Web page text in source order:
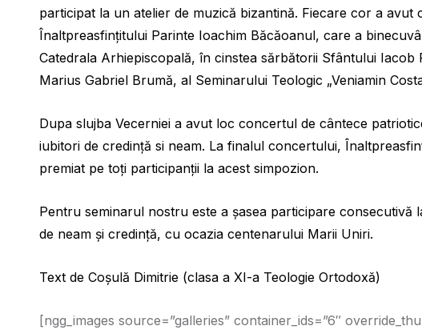
participat la un atelier de muzică bizantină. Fiecare cor a
Înaltpreasfințitului Parinte Ioachim Băcăoanul, care a
Catedrala Arhiepiscopală, în cinstea sărbătorii Sfântului
Marius Gabriel Brumă, al Seminarului Teologic „Veniamin
Dupa slujba Vecerniei a avut loc concertul de cântece
iubitori de credință si neam. La finalul concertului,
premiat pe toți participanții la acest simpozion.
Pentru seminarul nostru este a șasea participare consecutivă
de neam și credință, cu ocazia centenarului Marii Uniri.
Text de Coșulă Dimitrie (clasa a XI-a Teologie Ortodoxă)
[ngg_images source=”galleries” container_ids=”6″